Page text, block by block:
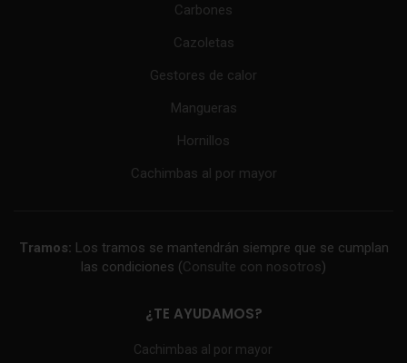
Carbones
Cazoletas
Gestores de calor
Mangueras
Hornillos
Cachimbas al por mayor
Tramos: Los tramos se mantendrán siempre que se cumplan
las condiciones (Consulte con nosotros)
¿TE AYUDAMOS?
Cachimbas al por mayor